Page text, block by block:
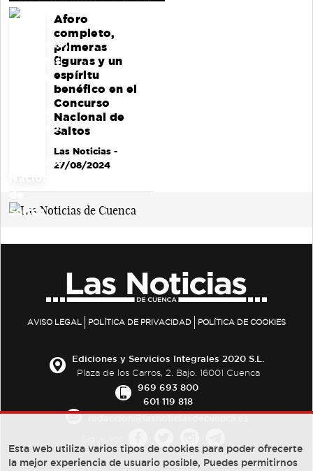
Aforo
completo,
primeras
figuras y un
espíritu
benéfico en el
Concurso
Nacional de
Saltos
Las Noticias-
27/08/2024
AVISO LEGAL POLÍTICA DE PRIVACIDAD POLÍTICA DE COOKIES
Ediciones y Servicios Integrales 2020 S.L.
Plaza de los Carros, 2. Bajo. 16001 Cuenca
969 693 800
601 119 818
Esta web utiliza varios tipos de cookies para poder ofrecerte
la mejor experiencia de usuario posible, Puedes permitirnos